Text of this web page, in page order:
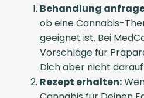
Behandlung
ob eine Cannabis-
geeignet ist. Bei
Vorschläge für
Dich aber nicht
Rezept erhalten: